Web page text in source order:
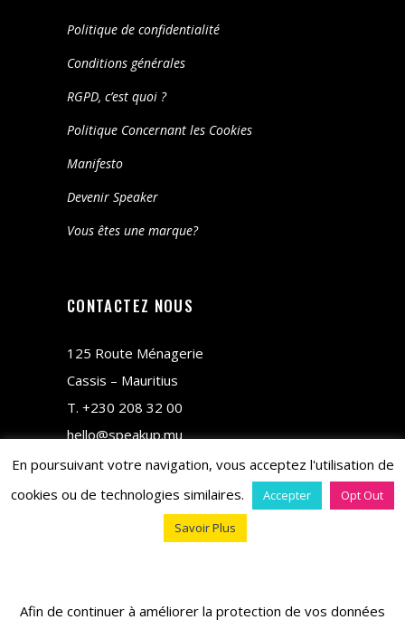
Politique de confidentialité
Conditions générales
RGPD, c’est quoi ?
Politique Concernant les Cookies
Manifesto
Devenir Speaker
Vous êtes une marque?
CONTACTEZ NOUS
125 Route Ménagerie
Cassis – Mauritius
T. +230 208 32 00
hello@speakup.mu
En poursuivant votre navigation, vous acceptez l'utilisation de
cookies ou de technologies similaires.
Accepter
Opt Out
Savoir Plus
Afin de continuer à améliorer la protection de vos données